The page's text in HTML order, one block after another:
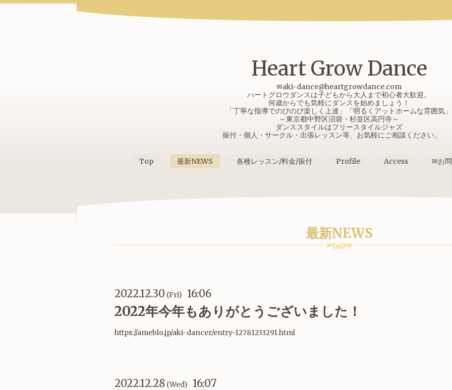
Heart Grow Dance
✉aki-dance@heartgrowdance.com
ハートグロウダンスは子どもから大人まで初心者大歓迎。
何歳からでも気軽にダンスを始めましょう！
「丁寧な指導でのびのび楽しく上達」「明るくアットホームな雰囲気」
～東京都中野区沼袋・杉並区高円寺～
ダンススタイルはフリースタイルジャズ
振付・個人・サークル・出張レッスン等、お気軽にご相談ください
Top 最新NEWS 各種レッスン/料金/振付 Profile Access ✉お
最新NEWS
2022.12.30 (Fri) 16:06
2022年今年もありがとうございました！
https://ameblo.jp/aki-dancer/entry-12781233291.html
2022.12.28 (Wed) 16:07